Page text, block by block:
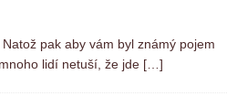
pak aby vám byl známý pojem
lidí netuší, že jde […]